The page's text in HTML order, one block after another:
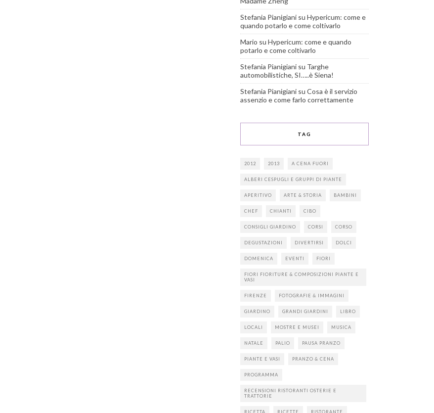
Stefania Pianigiani su Hypericum: come e
quando potarlo e come coltivarlo
Mario su Hypericum: come e quando
potarlo e come coltivarlo
Stefania Pianigiani su Targhe
automobilistiche, SI…..è Siena!
Stefania Pianigiani su Cosa è il servizio
assenzio e come farlo correttamente
TAG
2012 2013 A CENA FUORI
ALBERI CESPUGLI E GRUPPI DI PIANTE
APERITIVO ARTE & STORIA BAMBINI
CHEF CHIANTI CIBO
CONSIGLI GIARDINO CORSI CORSO
DEGUSTAZIONI DIVERTIRSI DOLCI
DOMENICA EVENTI FIORI
FIORI FIORITURE & COMPOSIZIONI PIANTE E
VASI
FIRENZE FOTOGRAFIE & IMMAGINI
GIARDINO GRANDI GIARDINI LIBRO
LOCALI MOSTRE E MUSEI MUSICA
NATALE PALIO PAUSA PRANZO
PIANTE E VASI PRANZO & CENA
PROGRAMMA
RECENSIONI RISTORANTI OSTERIE E
TRATTORIE
RICETTA RICETTE RISTORANTE